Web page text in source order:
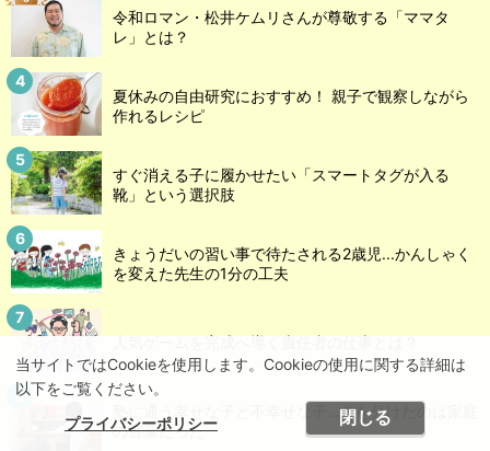
当サイトではCookieを使用します。Cookieの使用に関する詳細は
以下をご覧ください。
プライバシーポリシー
閉じる
令和ロマン・松井ケムリさんが尊敬する「ママタ
レ」とは？
夏休みの自由研究におすすめ！ 親子で観察しながら
作れるレシピ
すぐ消える子に履かせたい「スマートタグが入る
靴」という選択肢
きょうだいの習い事で待たされる2歳児...かんしゃく
を変えた先生の1分の工夫
人気ゲームを完成へ導く責任者の仕事とは？
塾に通う幸せな子と不幸せな子…差を分けたのは家庭
の言葉だった